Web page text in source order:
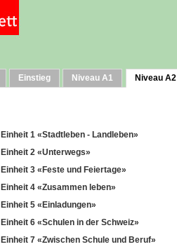
Einstieg Niveau A1 Niveau A2
Einheit 1 «Stadtleben - Landleben»
Einheit 2 «Unterwegs»
Einheit 3 «Feste und Feiertage»
Einheit 4 «Zusammen leben»
Einheit 5 «Einladungen»
Einheit 6 «Schulen in der Schweiz»
Einheit 7 «Zwischen Schule und Beruf»